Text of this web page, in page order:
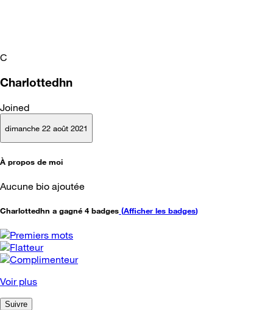
C
Charlottedhn
Joined
dimanche 22 août 2021
À propos de moi
Aucune bio ajoutée
Charlottedhn a gagné 4 badges (Afficher les badges)
Voir plus
Suivre